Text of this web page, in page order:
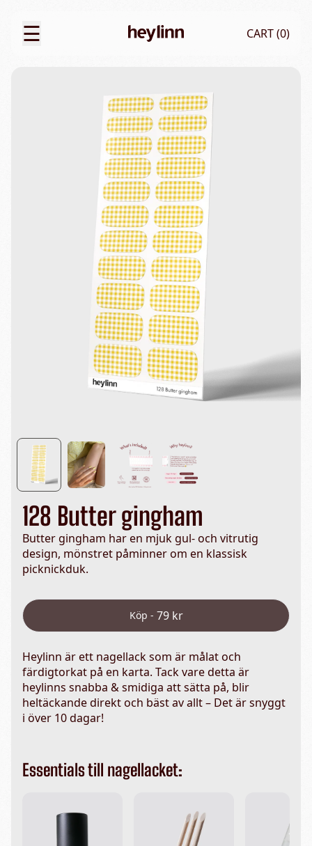
☰ CART (0)
128 Butter gingham
Butter gingham har en mjuk gul- och vitrutig
design, mönstret påminner om en klassisk
picknickduk.
Köp - 79 kr
Heylinn är ett nagellack som är målat och
färdigtorkat på en karta. Tack vare detta är
heylinns snabba & smidiga att sätta på, blir
heltäckande direkt och bäst av allt – Det är snyggt
i över 10 dagar!
Essentials till nagellacket: